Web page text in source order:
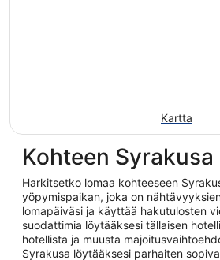
Kartta
Kohteen
Harkitsetko lomaa kohteeseen
yöpymispaikan, joka on
lomapäiväsi ja käyttää hakutulosten
suodattimia löytääksesi tällaisen
hotellista ja muusta
Syrakusa löytääksesi parhaiten